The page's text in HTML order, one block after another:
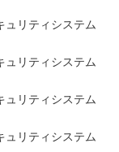
ュリティシステム
ュリティシステム
ュリティシステム
ュリティシステム